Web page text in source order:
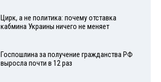
Цирк, а не политика: почему отставка
кабмина Украины ничего не меняет
Госпошлина за получение гражданства РФ
выросла почти в 12 раз